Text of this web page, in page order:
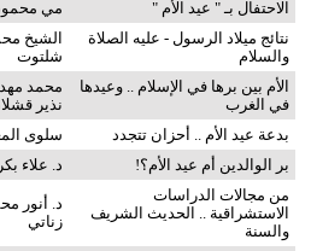
الاحتفال بـ " عيد الأم " مي
نتائج ميلاد الرسول - عليه الصلاة
والسلام
الشيخ
شلتوت
الأم بين برها في الإسلام .. وعيدها
في الغرب
محمد
نذير
بدعة عيد الأم .. أحزان تتجدد سلوى
بر الوالدين أم عيد الأم؟!
د. علاء بكر
من مجالات الدراسات
الاستشراقية .. الحديث الشريف
والسنة
د. أنور
زناتي